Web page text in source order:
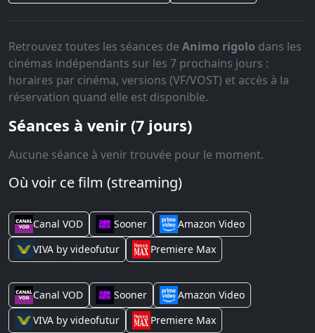
Retrouvez toutes les séances de Animo rigolo dans les
cinémas indépendants sur les 7 prochains jours :
horaires par cinéma, versions (VF/VOST) et accès à la
réservation quand elle est disponible.
Séances à venir (7 jours)
Aucune séance à venir trouvée pour le moment.
Où voir ce film (streaming)
Canal VOD
Sooner
Amazon Video
VIVA by videofutur
Premiere Max
Canal VOD
Sooner
Amazon Video
VIVA by videofutur
Premiere Max